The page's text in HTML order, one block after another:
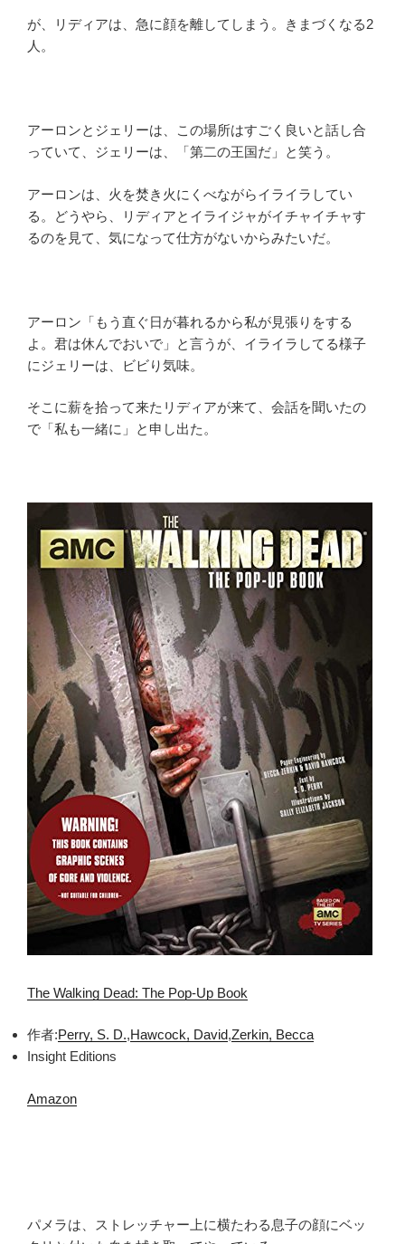
が、リディアは、急に顔を離してしまう。きまづくなる2
人。
アーロンとジェリーは、この場所はすごく良いと話し合
っていて、ジェリーは、「第二の王国だ」と笑う。
アーロンは、火を焚き火にくべながらイライラしてい
る。どうやら、リディアとイライジャがイチャイチャす
るのを見て、気になって仕方がないからみたいだ。
アーロン「もう直ぐ日が暮れるから私が見張りをする
よ。君は休んでおいで」と言うが、イライラしてる様子
にジェリーは、ビビり気味。
そこに薪を拾って来たリディアが来て、会話を聞いたの
で「私も一緒に」と申し出た。
The Walking Dead: The Pop-Up Book
作者:Perry, S. D.,Hawcock, David,Zerkin, Becca
Insight Editions
Amazon
パメラは、ストレッチャー上に横たわる息子の顔にベッ